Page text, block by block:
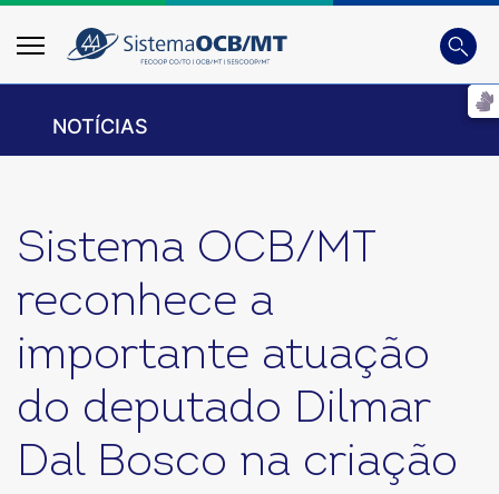
Busca
Digite
NOTÍCIAS
Sistema OCB/MT
reconhece a
importante atuação
do deputado Dilmar
Dal Bosco na criação